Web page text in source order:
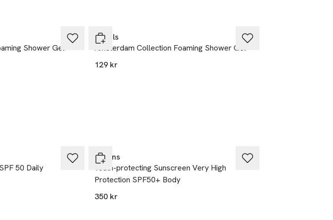
Shower Gel
Rituals
Amsterdam Collection Foaming Shower Gel
129 kr
50 Daily
Clarins
Youth-protecting Sunscreen Very High
Protection SPF50+ Body
350 kr